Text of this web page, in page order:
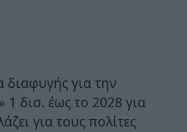
διαφυγής για την
1 δισ. έως το 2028 για
για τους πολίτες